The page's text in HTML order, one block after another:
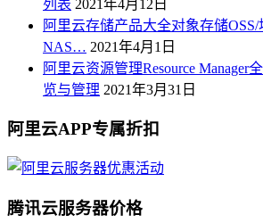
列表 2021年4月12日
阿里云存储产品大全对象存储
NAS… 2021年4月1日
阿里云资源管理Resource Manager
览与管理 2021年3月31日
阿里云APP专属折扣
腾讯云服务器价格